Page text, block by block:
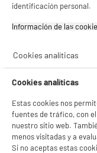
E
★★★★★
★★★★★
4.7/5(148)
- compartir contenido
- facilitar el intercambio de
gestionando sus cookies.
identificación personal.
Información de las
Cookies analíticas
Cookies analíticas
Estas cookies nos
fuentes de tráfico, con
nuestro sitio web.
menos visitadas y a
Si no aceptas estas